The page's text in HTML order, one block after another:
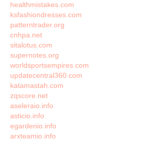
healthmistakes.com
ksfashiondresses.com
patterntrader.org
cnhpa.net
sitalotus.com
supernotes.org
worldsportsempires.com
updatecentral360.com
katamastah.com
zqscore.net
aseleraio.info
asticio.info
egardenio.info
arxteamio.info